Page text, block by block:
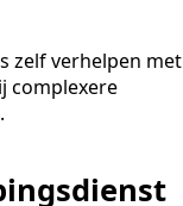
zelf verhelpen met
complexere